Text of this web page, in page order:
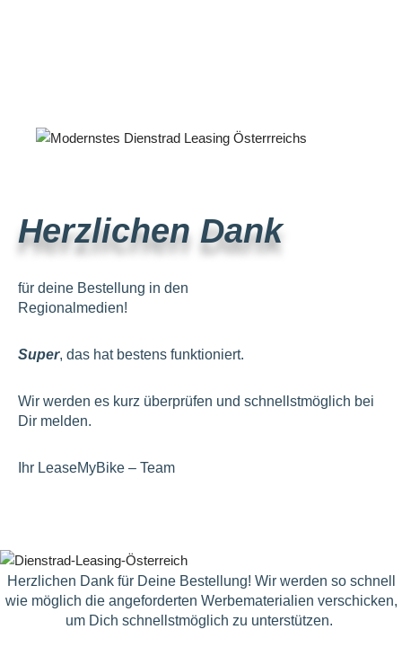
Herzlichen Dank
für deine Bestellung in den
Regionalmedien!
Super, das hat bestens funktioniert.
Wir werden es kurz überprüfen und schnellstmöglich bei
Dir melden.
Ihr LeaseMyBike – Team
Herzlichen Dank für Deine Bestellung! Wir werden so schnell
wie möglich die angeforderten Werbematerialien verschicken,
um Dich schnellstmöglich zu unterstützen.